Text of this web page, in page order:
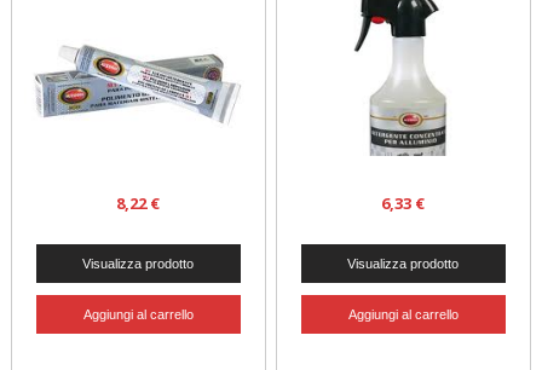
8,22 € 6,33 €